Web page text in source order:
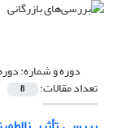
دوره و شماره:دوره 20، شماره 113، خرداد و
تعداد مقالات: 8